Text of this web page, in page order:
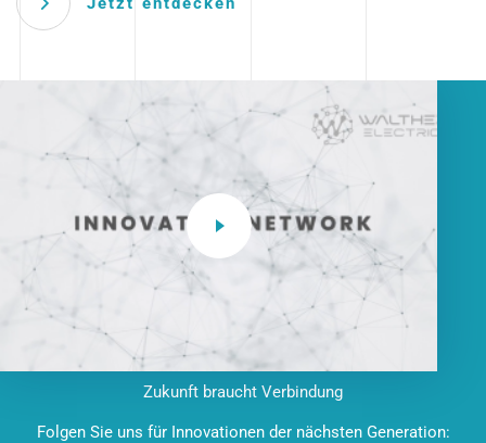
Zukunft braucht Verbindung
Folgen Sie uns für Innovationen der nächsten Generation: